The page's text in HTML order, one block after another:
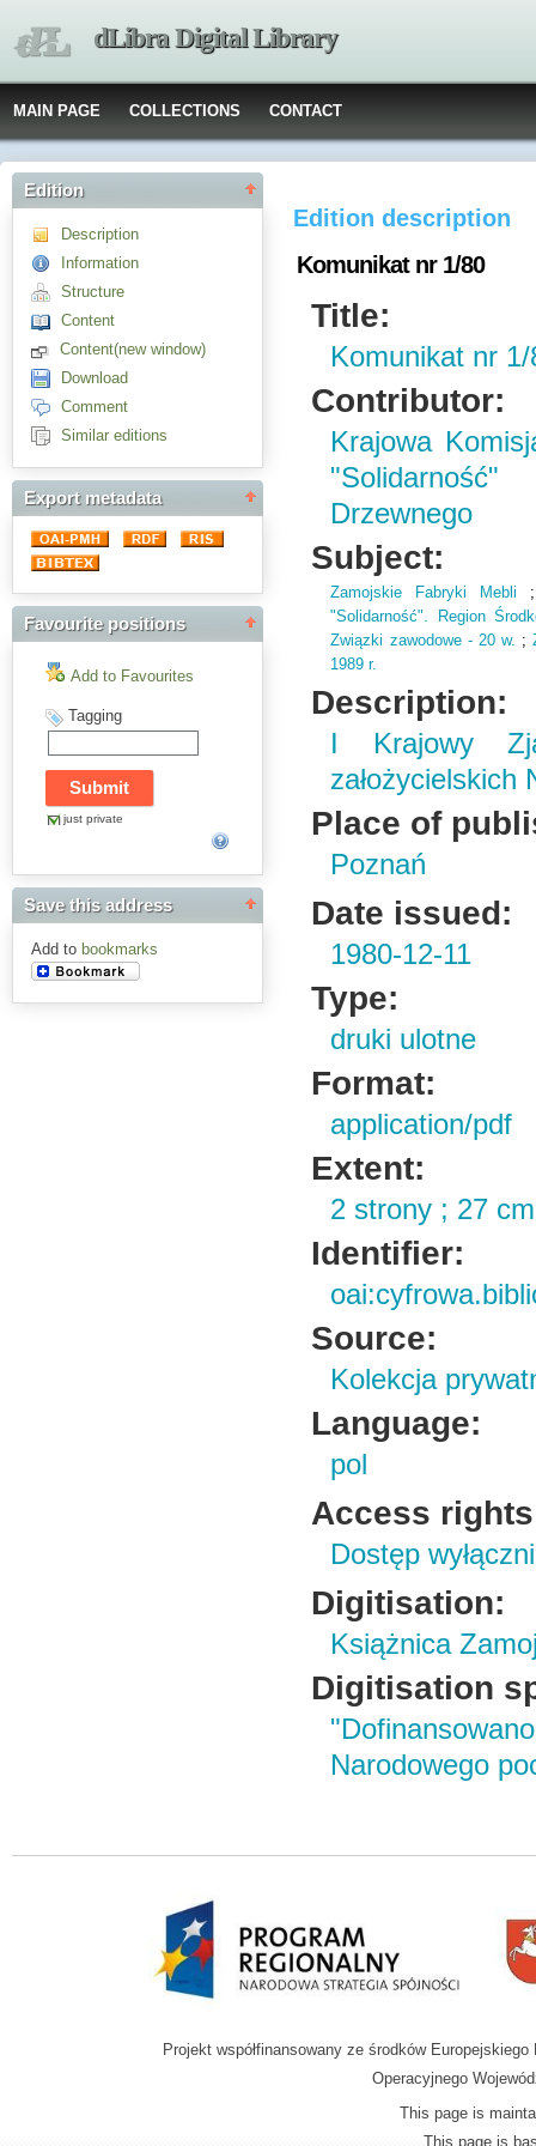
dLibra Digital Library
MAIN PAGE COLLECTIONS CONTACT
Edition
Description
Information
Structure
Content
Content(new window)
Download
Comment
Similar editions
Export metadata
Favourite positions
Add to Favourites
Tagging
just private
Save this address
Add to bookmarks
Edition description
Komunikat nr 1/80
Title:
Komunikat nr
Contributor:
Krajowa
"Solidarność"
Drzewnego
Subject:
Zamojskie Fabryki Mebli
"Solidarność". Region
Związki zawodowe - 20 w. ;
1989 r.
Description:
I Krajowy
założycielskich
Place of
Poznań
Date issued:
1980-12-11
Type:
druki ulotne
Format:
application/pdf
Extent:
2 strony ; 27 cm
Identifier:
Source:
Kolekcja
Language:
pol
Access
Dostęp
Digitisation:
Książnica
Digitisation
Narodowego
Projekt współfinansowany ze środków
Operacyjnego
This page is
This page is